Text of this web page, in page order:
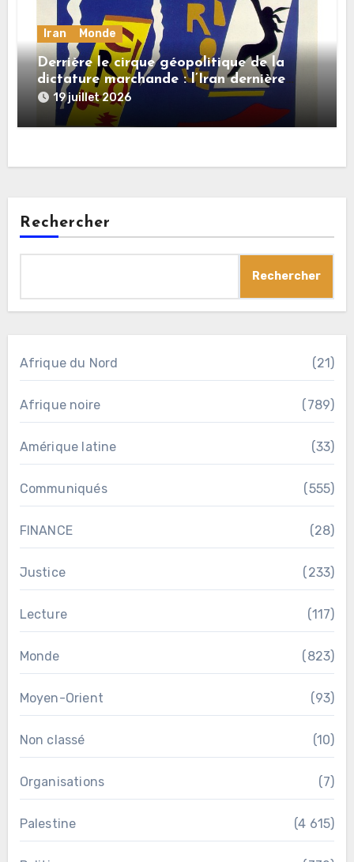
Iran Monde
Derrière le cirque géopolitique de la
dictature marchande : l’Iran dernière
dupe en date
19 juillet 2026
Rechercher
Rechercher
Afrique du Nord (21)
Afrique noire (789)
Amérique latine (33)
Communiqués (555)
FINANCE (28)
Justice (233)
Lecture (117)
Monde (823)
Moyen-Orient (93)
Non classé (10)
Organisations (7)
Palestine (4 615)